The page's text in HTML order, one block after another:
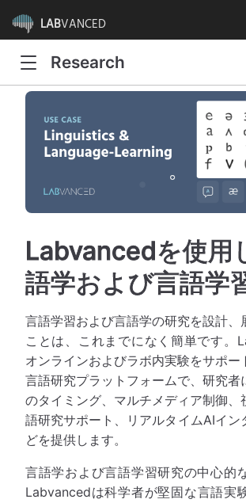
LABVANCED
Research
Labvancedを使用
語学および言語学
言語学習および言語学の研究を設計、
ことは、これまでになく簡単です。
オンラインおよびラボ内実験をサポー
言語研究プラットフォームで、研究者
のタイミング、マルチメディア制御、
語研究サポート、リアルタイムAIイン
どを提供します。
言語学および言語学習研究の中心的
Labvancedは科学者が堅固な言語実